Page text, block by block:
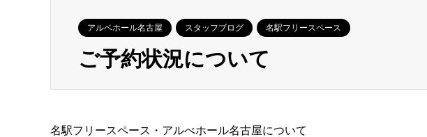
アルベホール名古屋 スタッフブログ 名駅フリースペース
ご予約状況について
名駅フリースペース・アルべホール名古屋について